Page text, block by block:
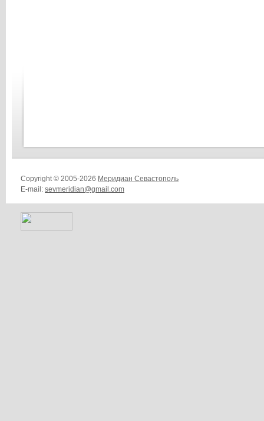
Copyright © 2005-2026 Меридиан Севастополь
E-mail: sevmeridian@gmail.com